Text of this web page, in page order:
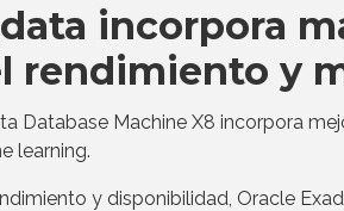
incorpora
rendimiento y
Database Machine X8 incorpora
learning.
y disponibilidad, Oracle